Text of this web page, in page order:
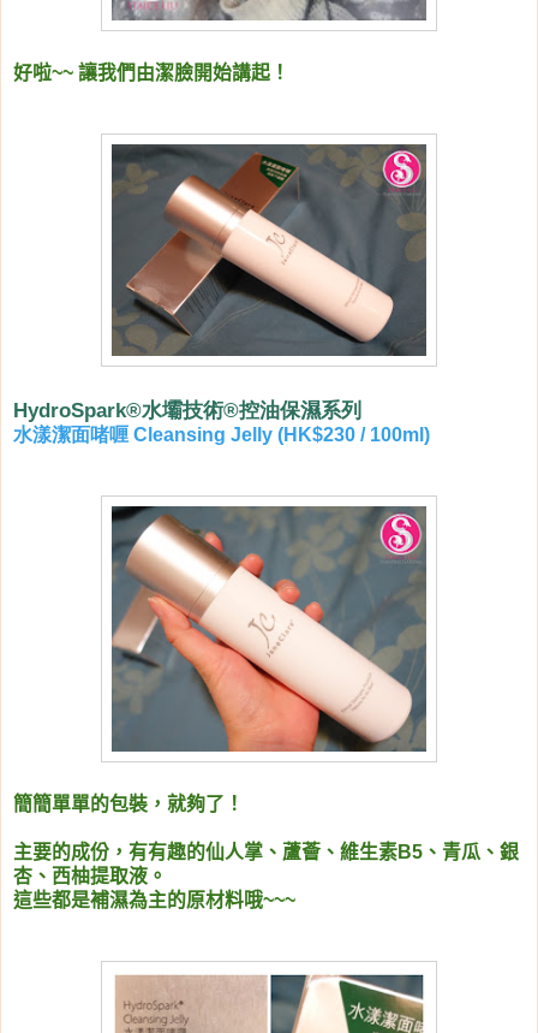
好啦~~ 讓我們由潔臉開始講起！
HydroSpark®水壩技術®控油保濕系列
水漾潔面啫喱 Cleansing Jelly (HK$230 / 100ml)
簡簡單單的包裝，就夠了！
主要的成份，有有趣的仙人掌、蘆薈、維生素B5、青瓜、銀
杏、西柚提取液。
這些都是補濕為主的原材料哦~~~